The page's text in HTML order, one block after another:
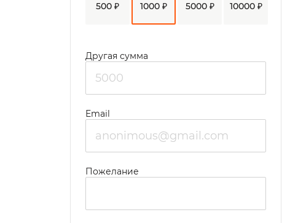
500 ₽ 1000 ₽ 5000 ₽ 10000 ₽
Другая сумма
Email
Пожелание